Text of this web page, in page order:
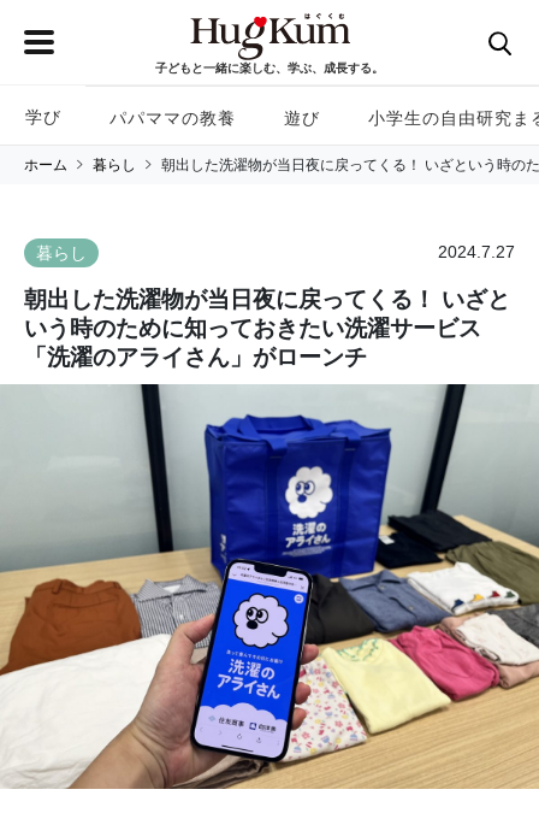
子どもと一緒に楽しむ、学ぶ、成長する。
学び パパママの教養 遊び 小学生の自由研究ま
ホーム 暮らし 朝出した洗濯物が当日夜に戻ってくる！ いざという時の
暮らし 2024.7.27
朝出した洗濯物が当日夜に戻ってくる！ いざと
いう時のために知っておきたい洗濯サービス
「洗濯のアライさん」がローンチ